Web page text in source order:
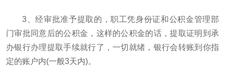
3、经审批准予提取的，职工凭身份证和公积金管理部
门审批同意后的公积金，这样的公积金的话，提取证明到承
办银行办理提取手续就行了，一切就绪，银行会转账到你指
定的账户内(一般3天内)。